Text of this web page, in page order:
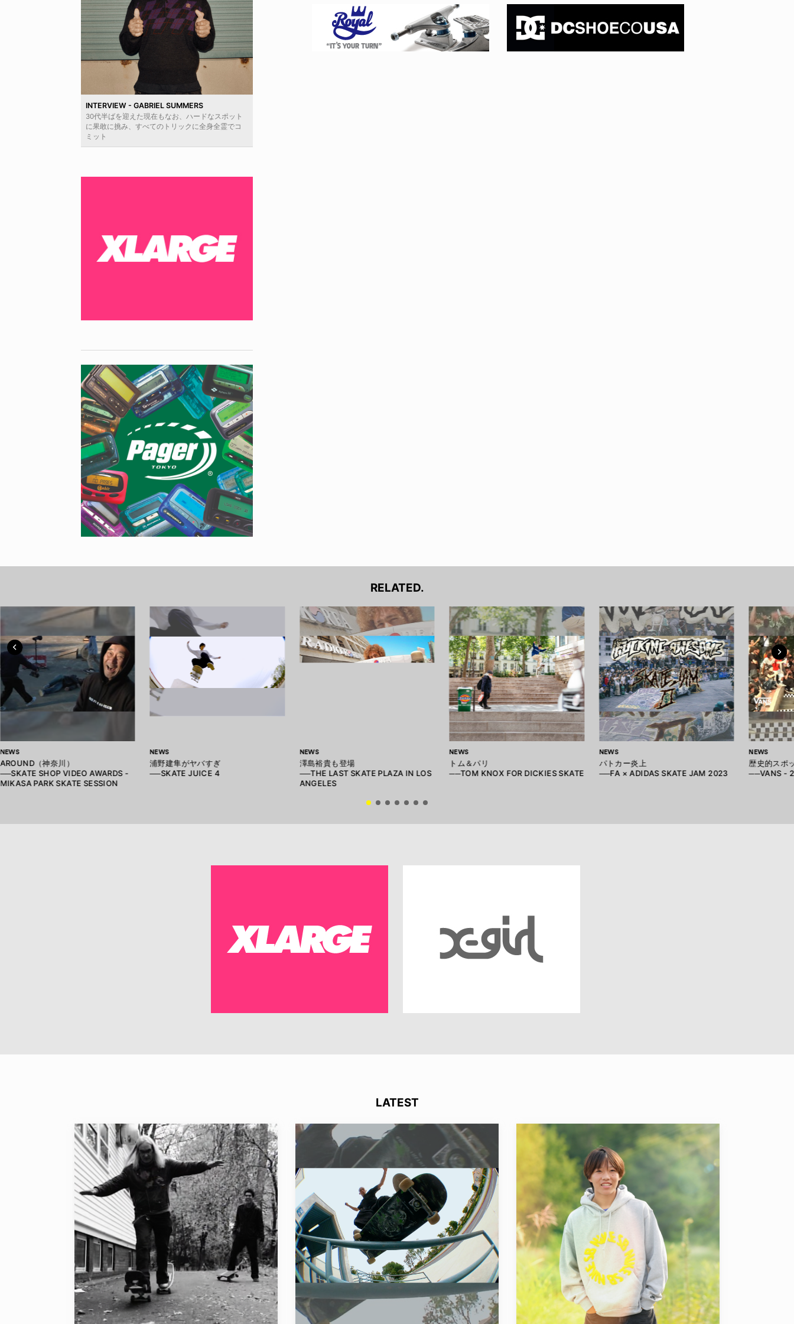
INTERVIEW - GABRIEL SUMMERS
30代半ばを迎えた現在もなお、ハードなスポット
に果敢に挑み、すべてのトリックに全身全霊でコ
ミット
RELATED.
NEWS
AROUND（神奈川）
──SKATE SHOP VIDEO AWARDS -
MIKASA PARK SKATE SESSION
NEWS
浦野建隼がヤバすぎ
──SKATE JUICE 4
NEWS
澤島裕貴も登場
──THE LAST SKATE PLAZA IN LOS
ANGELES
NEWS
トム＆パリ
──TOM KNOX FOR DICKIES SKATE
NEWS
パトカー炎上
──FA × ADIDAS SKATE JAM 2023
NEWS
歴史的スポ
──VANS -
LATEST